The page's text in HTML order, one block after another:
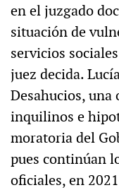
en el juzgado
situación de
servicios
juez decida.
Desahucios, una
inquilinos e
moratoria del
pues continúan
oficiales, en